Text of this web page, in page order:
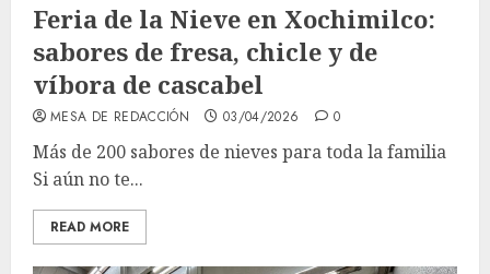
Feria de la Nieve en Xochimilco:
sabores de fresa, chicle y de
víbora de cascabel
MESA DE REDACCIÓN 03/04/2026 0
Más de 200 sabores de nieves para toda la familia
Si aún no te...
READ MORE